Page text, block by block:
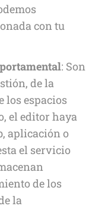
con tu
: Son
de la
los espacios
el editor haya
aplicación o
el servicio
de los
la